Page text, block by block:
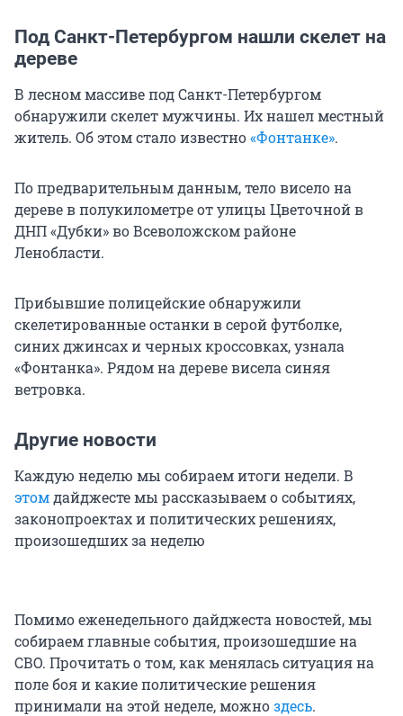
Под Санкт-Петербургом нашли скелет на
дереве
В лесном массиве под Санкт-Петербургом
обнаружили скелет мужчины. Их нашел местный
житель. Об этом стало известно«Фонтанке».
По предварительным данным, тело висело на
дереве в полукилометре от улицы Цветочной в
ДНП «Дубки» во Всеволожском районе
Ленобласти.
Прибывшие полицейские обнаружили
скелетированные останки в серой футболке,
синих джинсах и черных кроссовках, узнала
«Фонтанка». Рядом на дереве висела синяя
ветровка.
Другие новости
Каждую неделю мы собираем итоги недели. В
этомдайджесте мы рассказываем о событиях,
законопроектах и политических решениях,
произошедших за неделю
Помимо еженедельного дайджеста новостей, мы
собираем главные события, произошедшие на
СВО. Прочитать о том, как менялась ситуация на
поле боя и какие политические решения
принимали на этой неделе, можноздесь.